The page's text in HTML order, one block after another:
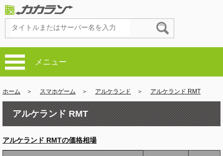
メニュー
ホーム ＞ スマホゲーム ＞ アルケランド ＞ アルケランド RMT
アルケランド RMT
アルケランド RMTの価格相場